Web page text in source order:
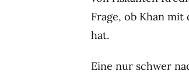
Frage, ob Khan
hat.
Eine nur schwer